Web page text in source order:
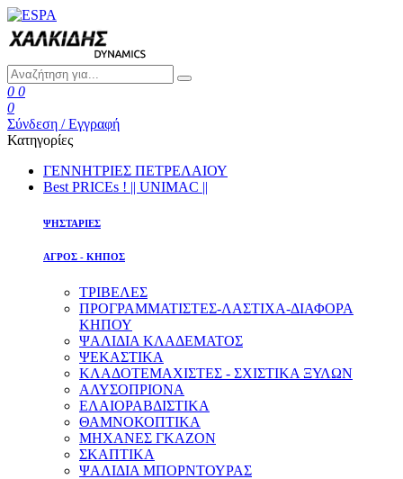
0 0
0
Σύνδεση / Εγγραφή
Κατηγορίες
ΓΕΝΝΗΤΡΙΕΣ ΠΕΤΡΕΛΑΙΟΥ
Best PRICEs ! || UNIMAC ||
ΨΗΣΤΑΡΙΕΣ
ΑΓΡΟΣ - ΚΗΠΟΣ
ΤΡΙΒΕΛΕΣ
ΠΡΟΓΡΑΜΜΑΤΙΣΤΕΣ-ΛΑΣΤΙΧΑ-ΔΙΑΦOΡΑ
ΚΗΠΟΥ
ΨΑΛΙΔΙΑ ΚΛΑΔΕΜΑΤΟΣ
ΨΕΚΑΣΤΙΚΑ
ΚΛΑΔΟΤΕΜΑΧΙΣΤΕΣ - ΣΧΙΣΤΙΚΑ ΞΥΛΩΝ
ΑΛΥΣΟΠΡΙΟΝΑ
ΕΛΑΙΟΡΑΒΔΙΣΤΙΚΑ
ΘΑΜΝΟΚΟΠΤΙΚΑ
ΜΗΧΑΝΕΣ ΓΚΑΖΟΝ
ΣΚΑΠΤΙΚΑ
ΨΑΛΙΔΙΑ ΜΠΟΡΝΤΟΥΡΑΣ